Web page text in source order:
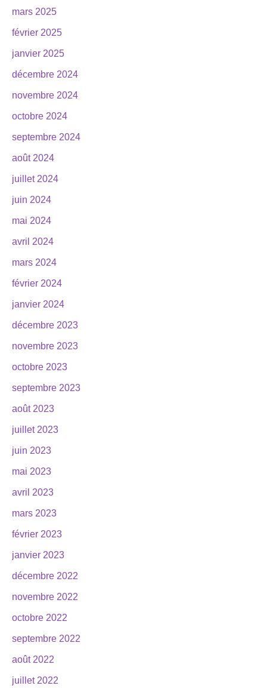
mars 2025
février 2025
janvier 2025
décembre 2024
novembre 2024
octobre 2024
septembre 2024
août 2024
juillet 2024
juin 2024
mai 2024
avril 2024
mars 2024
février 2024
janvier 2024
décembre 2023
novembre 2023
octobre 2023
septembre 2023
août 2023
juillet 2023
juin 2023
mai 2023
avril 2023
mars 2023
février 2023
janvier 2023
décembre 2022
novembre 2022
octobre 2022
septembre 2022
août 2022
juillet 2022